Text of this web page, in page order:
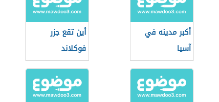
أكبر مدينه في
آسيا
أين تقع جزر
فوكلاند